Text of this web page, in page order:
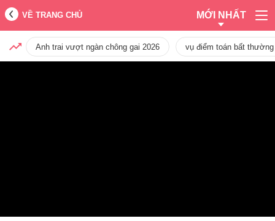
VỀ TRANG CHỦ MỚI NHẤT
Anh trai vượt ngàn chông gai 2026 vụ điểm toán bất